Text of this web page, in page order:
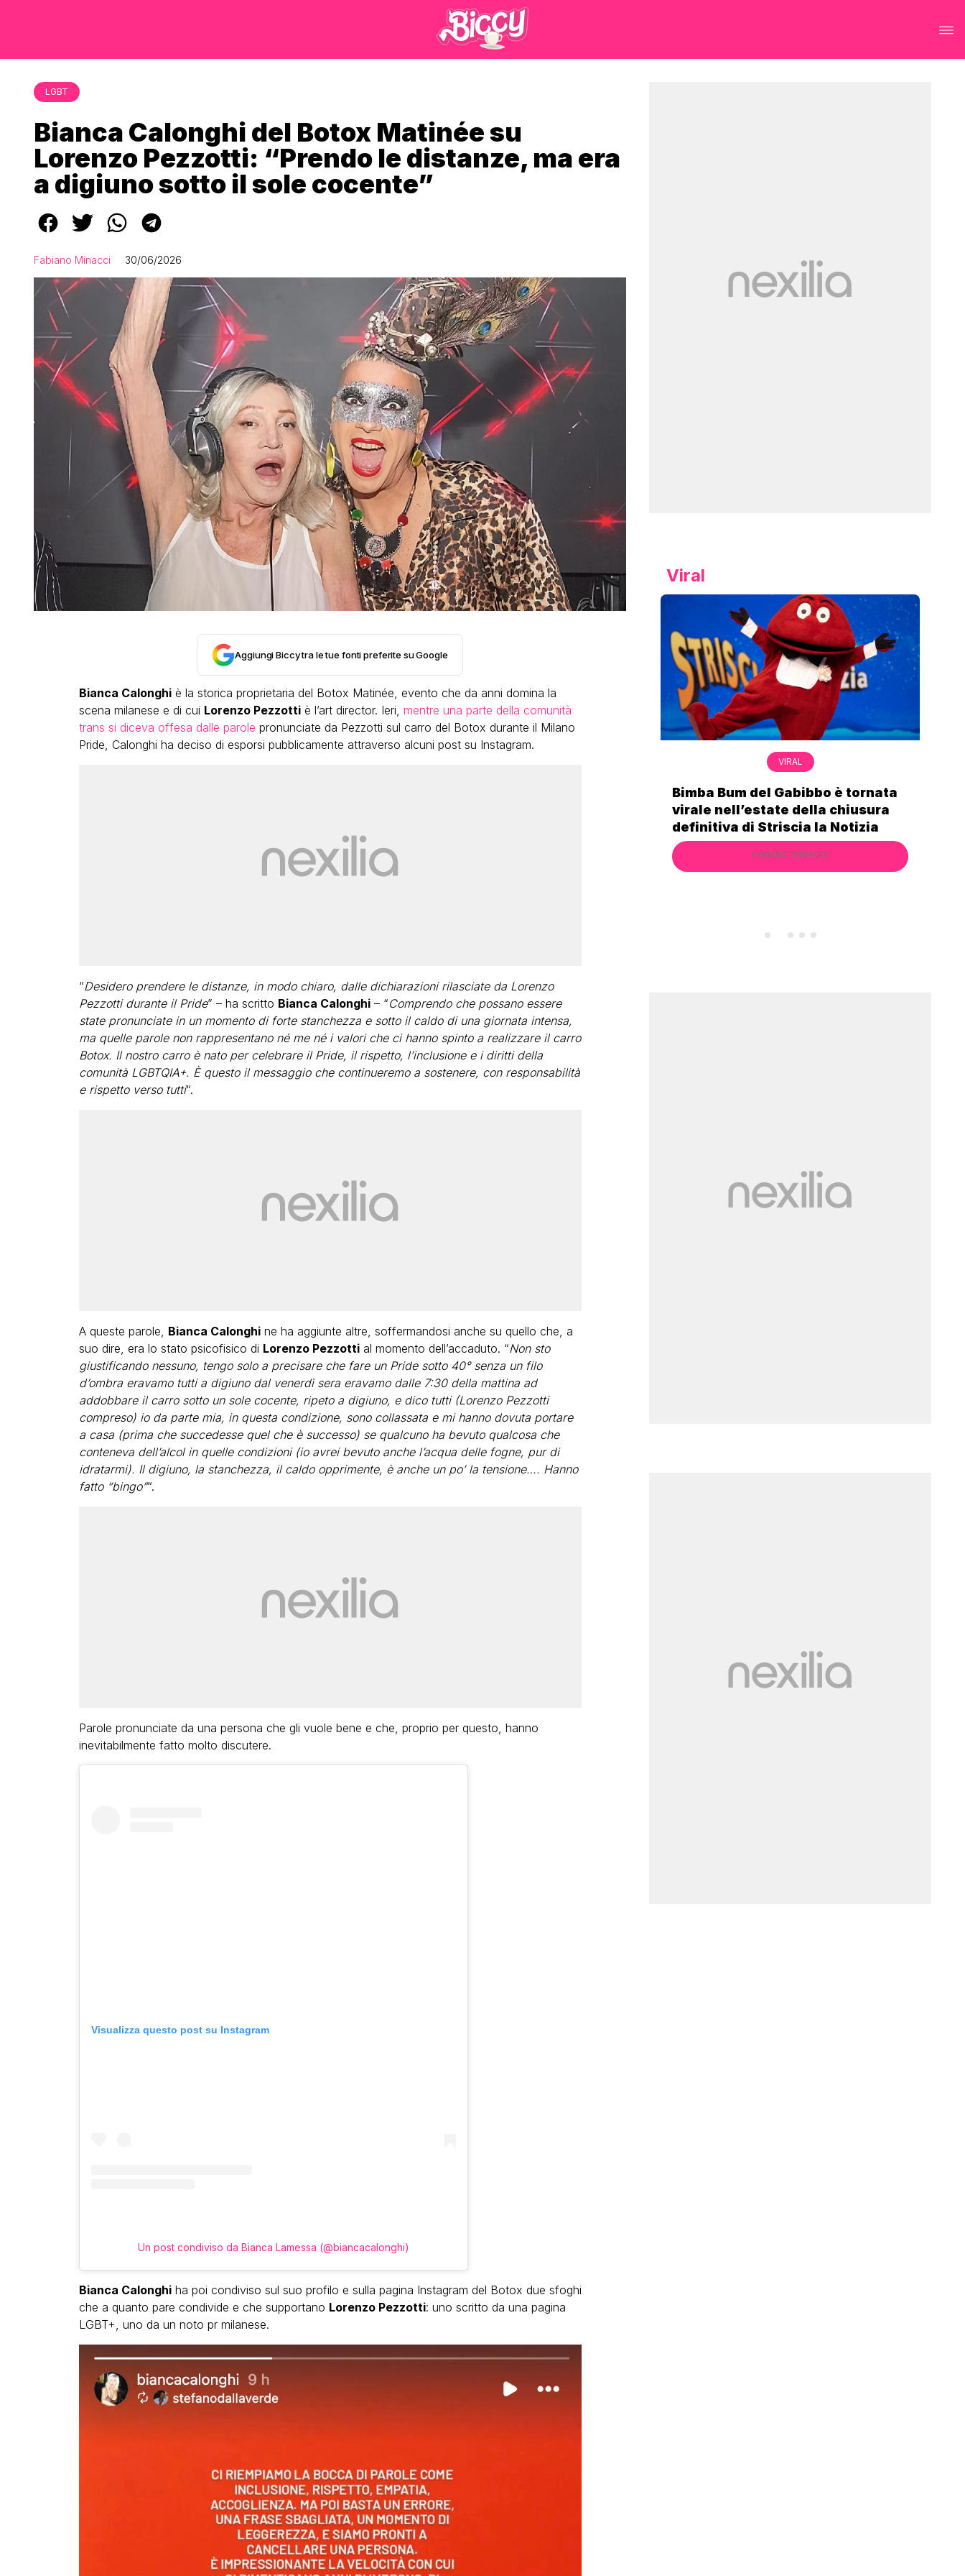
LGBT
Bianca Calonghi del Botox Matinée su
Lorenzo Pezzotti: “Prendo le distanze, ma era
a digiuno sotto il sole cocente”
Fabiano Minacci 30/06/2026
Aggiungi Biccy tra le tue fonti preferite su Google
Bianca Calonghiè la storica proprietaria del Botox Matinée, evento che da anni domina la
scena milanese e di cui Lorenzo Pezzottiè l’art director. Ieri, mentre una parte della comunità
trans si diceva offesa dalle parole pronunciate da Pezzotti sul carro del Botox durante il Milano
Pride, Calonghi ha deciso di esporsi pubblicamente attraverso alcuni post su Instagram.
“Desidero prendere le distanze, in modo chiaro, dalle dichiarazioni rilasciate da Lorenzo
Pezzotti durante il Pride” – ha scritto Bianca Calonghi– “Comprendo che possano essere
state pronunciate in un momento di forte stanchezza e sotto il caldo di una giornata intensa,
ma quelle parole non rappresentano né me né i valori che ci hanno spinto a realizzare il carro
Botox. Il nostro carro è nato per celebrare il Pride, il rispetto, l’inclusione e i diritti della
comunità LGBTQIA+. È questo il messaggio che continueremo a sostenere, con responsabilità
e rispetto verso tutti“.
A queste parole, Bianca Calonghine ha aggiunte altre, soffermandosi anche su quello che, a
suo dire, era lo stato psicofisico di Lorenzo Pezzottial momento dell’accaduto. “Non sto
giustificando nessuno, tengo solo a precisare che fare un Pride sotto 40° senza un filo
d’ombra eravamo tutti a digiuno dal venerdì sera eravamo dalle 7:30 della mattina ad
addobbare il carro sotto un sole cocente, ripeto a digiuno, e dico tutti (Lorenzo Pezzotti
compreso) io da parte mia, in questa condizione, sono collassata e mi hanno dovuta portare
a casa (prima che succedesse quel che è successo) se qualcuno ha bevuto qualcosa che
conteneva dell’alcol in quelle condizioni (io avrei bevuto anche l’acqua delle fogne, pur di
idratarmi). Il digiuno, la stanchezza, il caldo opprimente, è anche un po’ la tensione…. Hanno
fatto “bingo”“.
Parole pronunciate da una persona che gli vuole bene e che, proprio per questo, hanno
inevitabilmente fatto molto discutere.
Visualizza questo post su Instagram
Un post condiviso da Bianca Lamessa (@biancacalonghi)
Bianca Calonghiha poi condiviso sul suo profilo e sulla pagina Instagram del Botox due sfoghi
che a quanto pare condivide e che supportano Lorenzo Pezzotti: uno scritto da una pagina
LGBT+, uno da un noto pr milanese.
Viral
VIRAL
Bimba Bum del Gabibbo è tornata
virale nell’estate della chiusura
definitiva di Striscia la Notizia
FABIANO MINACCI